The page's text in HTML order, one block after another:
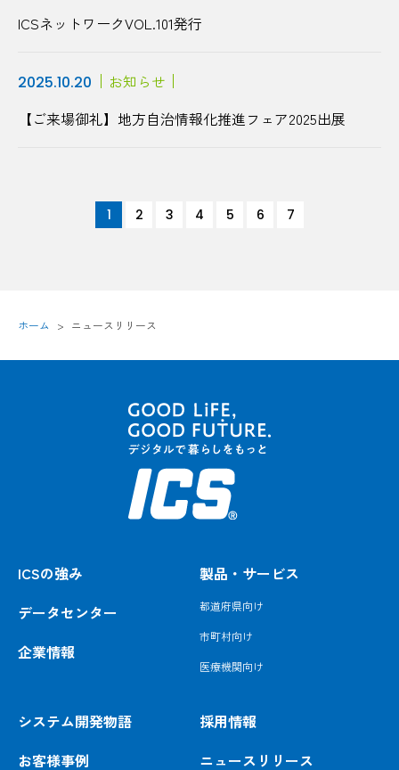
ICSネットワークVOL.101発行
2025.10.20
お知らせ
【ご来場御礼】地方自治情報化推進フェア2025出展
1 2 3 4 5 6 7
ホーム ニュースリリース
ICSの強み
データセンター
企業情報
製品・サービス
都道府県向け
市町村向け
医療機関向け
システム開発物語
お客様事例
採用情報
ニュースリリース